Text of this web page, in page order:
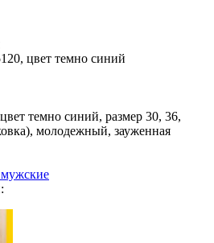
цвет темно синий
темно синий, размер 30, 36,
молодежный, зауженная